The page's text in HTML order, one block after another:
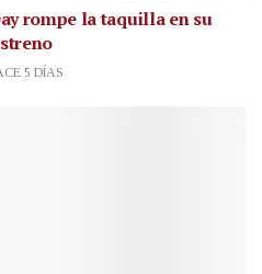
rompe la taquilla en su
5 DÍAS